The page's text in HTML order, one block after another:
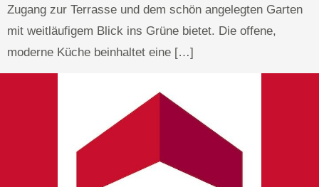
Zugang zur Terrasse und dem schön angelegten Garten
mit weitläufigem Blick ins Grüne bietet. Die offene,
moderne Küche beinhaltet eine […]